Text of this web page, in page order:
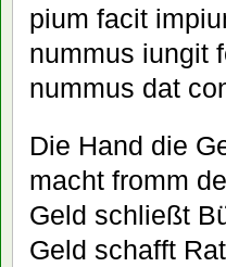
pium facit
nummus iungit
nummus dat
Die Hand die
macht fromm
Geld schließt
Geld schafft Rat